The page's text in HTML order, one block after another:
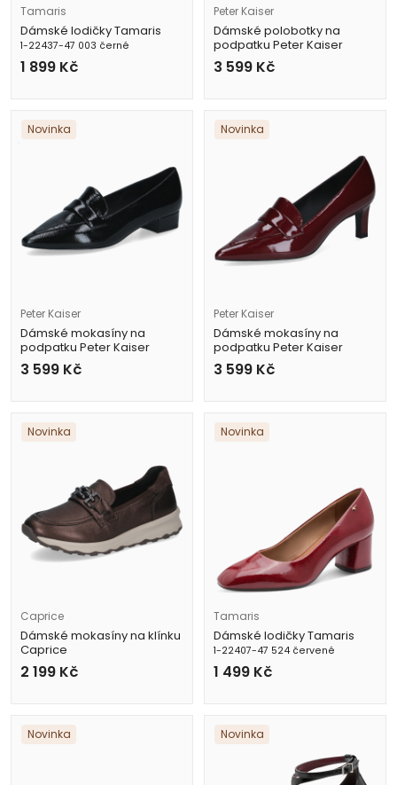
Tamaris
Dámské lodičky Tamaris
1-22437-47 003 černé
1 899 Kč
Peter Kaiser
Dámské polobotky na
podpatku Peter Kaiser
9-73304-47 017 černé
3 599 Kč
Novinka
Peter Kaiser
Dámské mokasíny na
podpatku Peter Kaiser
9-72243-47 017 černé
3 599 Kč
Novinka
Peter Kaiser
Dámské mokasíny na
podpatku Peter Kaiser
9-72405-47 503 vínové
3 599 Kč
Novinka
Caprice
Dámské mokasíny na klínku
Caprice
9-24701-47 378 metalické
2 199 Kč
Novinka
Tamaris
Dámské lodičky Tamaris
1-22407-47 524 červené
1 499 Kč
Novinka Novinka